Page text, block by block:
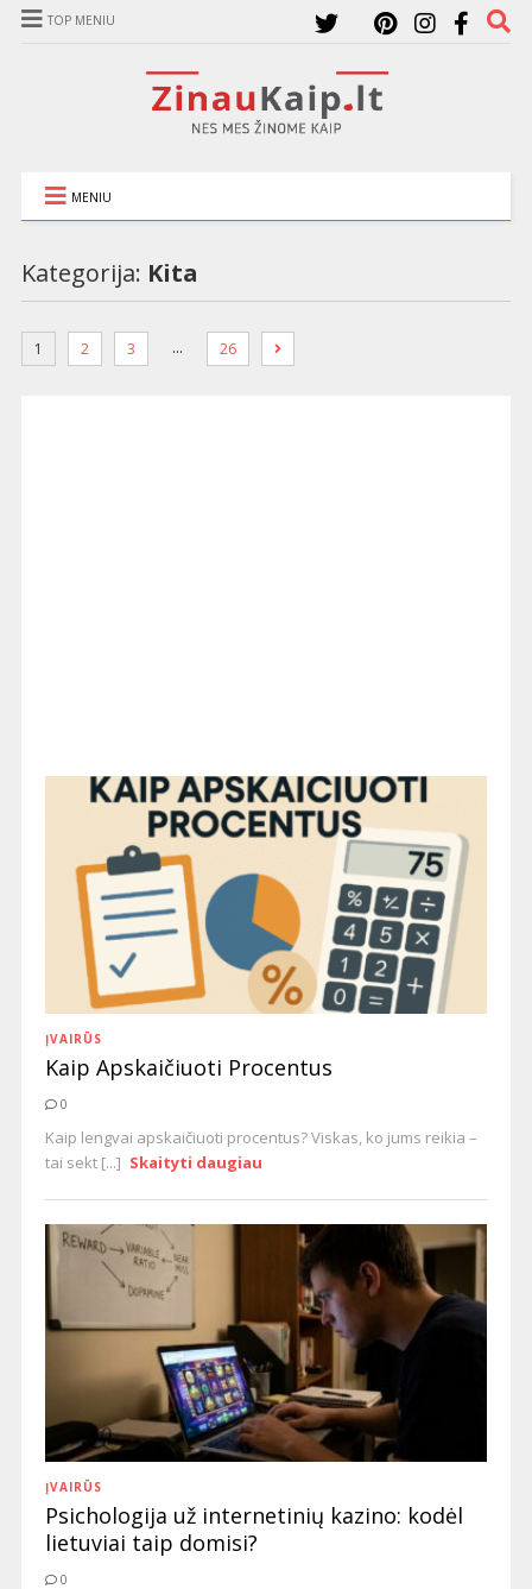
TOP MENIU
MENIU
Kategorija: Kita
1 2 3 … 26
ĮVAIRŪS
Kaip Apskaičiuoti Procentus
0
Kaip lengvai apskaičiuoti procentus? Viskas, ko jums reikia –
tai sekt [...] Skaityti daugiau
ĮVAIRŪS
Psichologija už internetinių kazino: kodėl
lietuviai taip domisi?
0